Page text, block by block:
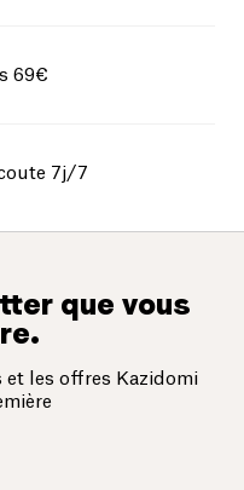
69€
7j/7
que vous
et les offres Kazidomi